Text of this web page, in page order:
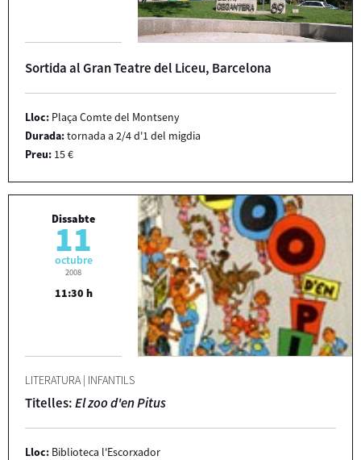
Sortida al Gran Teatre del Liceu, Barcelona
Lloc: Plaça Comte del Montseny
Durada:tornada a 2/4 d'1 del migdia
Preu: 15 €
Dissabte
11
octubre
2008
11:30 h
LITERATURA | INFANTILS
Titelles:El zoo d'en Pitus
Lloc: Biblioteca l'Escorxador